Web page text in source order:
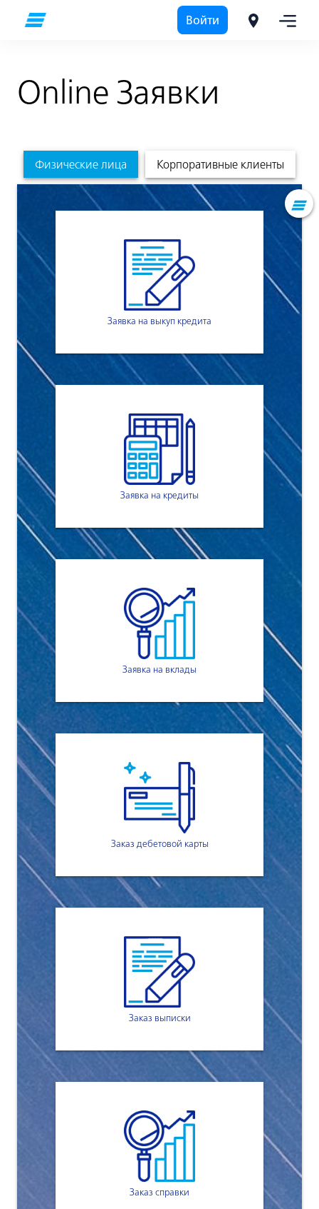
Войти
Online Заявки
Физические лица Корпоративные клиенты
Заявка на выкуп кредита
Заявка на кредиты
Заявка на вклады
Заказ дебетовой карты
Заказ выписки
Заказ справки